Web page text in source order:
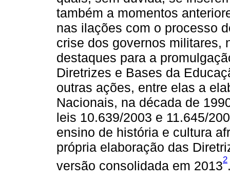
também a momentos
nas ilações com o processo
crise dos governos militares,
destaques para a
Diretrizes e Bases da
outras ações, entre elas a
Nacionais, na década de
leis 10.639/2003 e 11.645/
ensino de história e cultura
própria elaboração das
versão consolidada em 20132